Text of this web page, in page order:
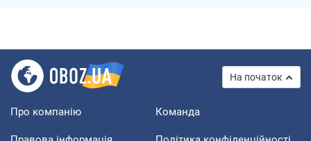
На початок
Про компанію Команда